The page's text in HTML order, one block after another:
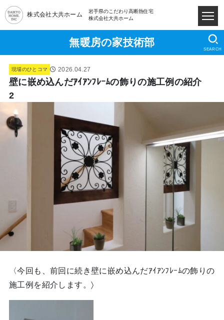
株式会社大共ホーム
岩手県のこだわり高断熱住宅
株式会社大共ホーム
無暖房の家技術部
SEARCH
現場のひとコマ 2026.04.27
壁に嵌め込んだｱｲｱﾝﾌﾚｰﾑの飾りの施工例の紹介
2
〈今回も、前回に続き壁に嵌め込んだｱｲｱﾝﾌﾚｰﾑの飾りの
施工例を紹介します。〉